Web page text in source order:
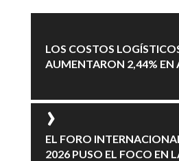
LOS COSTOS
AUMENTARON 2,44% EN
EL FORO
2026 PUSO EL FOCO EN